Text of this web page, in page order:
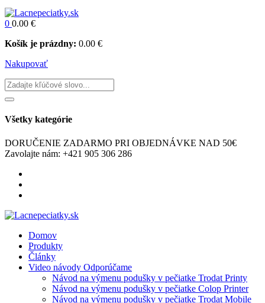
Na poskytovanie tých najlepších skúseností používame technológie,
ako sú súbory cookie na ukladanie a/alebo prístup k informáciám o
zariadení. Súhlas s týmito technológiami nám umožní spracovávať
údaje, ako je správanie pri prehliadaní alebo jedinečné ID na tejto
Funkčné
Predvoľby
Predvoľby
Marketing
Marketing
Spravovať možnosti
Správa služieb
Spravovať {vendor_count} dodávateľov
Prečítajte si viac o týchto účeloch